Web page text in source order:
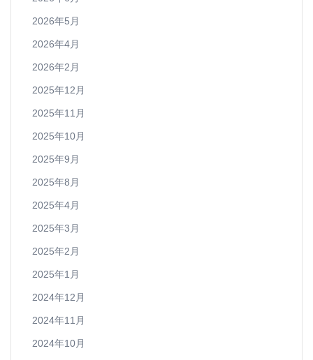
2026年5月
2026年4月
2026年2月
2025年12月
2025年11月
2025年10月
2025年9月
2025年8月
2025年4月
2025年3月
2025年2月
2025年1月
2024年12月
2024年11月
2024年10月